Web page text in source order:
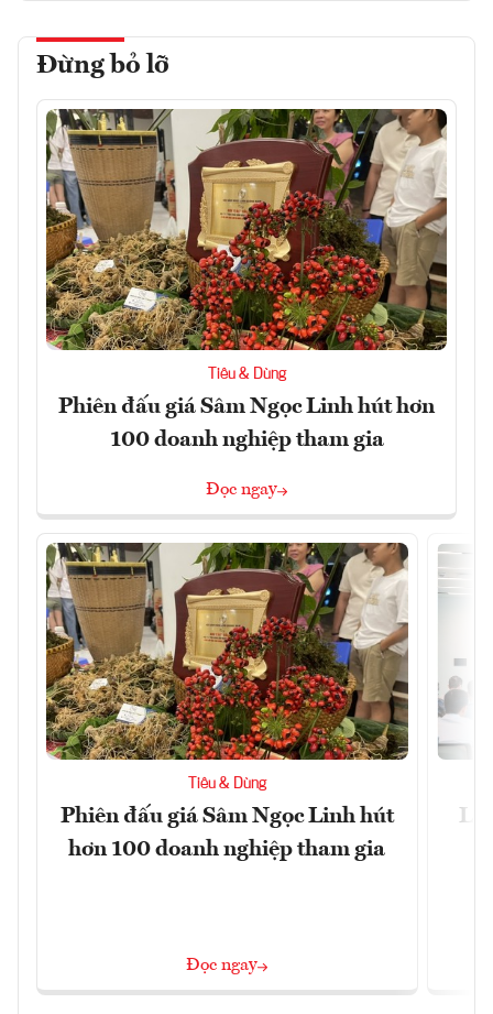
Đừng bỏ lỡ
Tiêu & Dùng
Phiên đấu giá Sâm Ngọc Linh hút hơn
100 doanh nghiệp tham gia
Đọc ngay
Tiêu & Dùng
Phiên đấu giá Sâm Ngọc Linh hút
hơn 100 doanh nghiệp tham gia
Đọc ngay